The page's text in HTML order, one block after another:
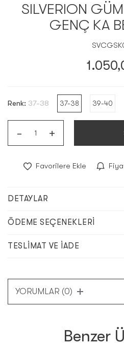
SILVERION
GENÇ KA
Renk: 37-38 37-38 39-40
- +
Favorilere Ekle
DETAYLAR
ÖDEME SEÇENEKLERI
TESLIMAT VE İADE
YORUMLAR (0)
Benzer